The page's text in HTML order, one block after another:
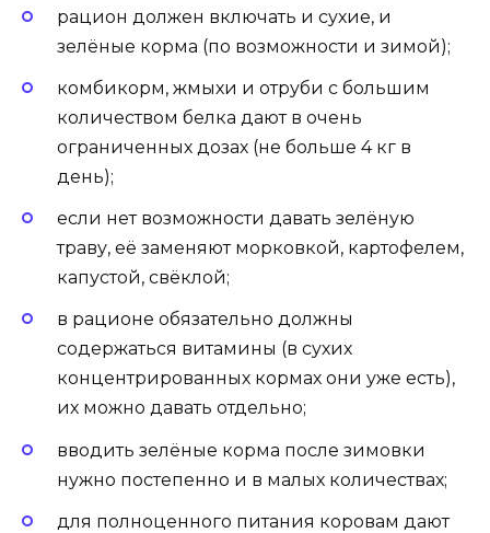
рацион должен включать и сухие, и
зелёные корма (по возможности и зимой);
комбикорм, жмыхи и отруби с большим
количеством белка дают в очень
ограниченных дозах (не больше 4 кг в
день);
если нет возможности давать зелёную
траву, её заменяют морковкой, картофелем,
капустой, свёклой;
в рационе обязательно должны
содержаться витамины (в сухих
концентрированных кормах они уже есть),
их можно давать отдельно;
вводить зелёные корма после зимовки
нужно постепенно и в малых количествах;
для полноценного питания коровам дают